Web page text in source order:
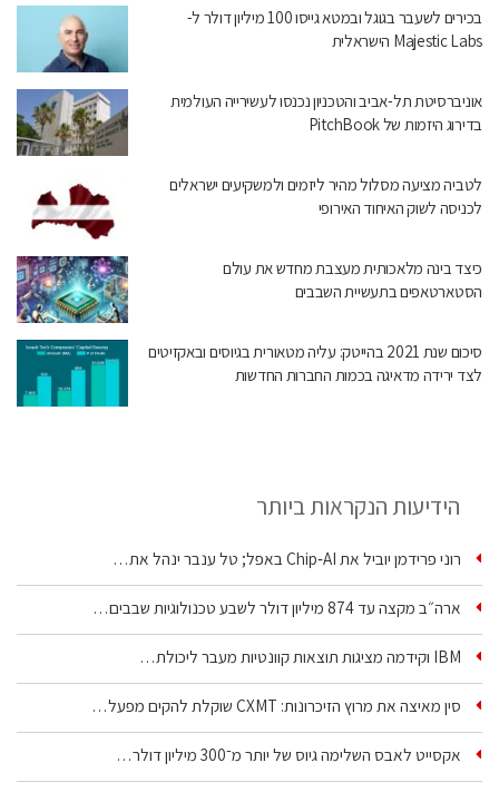
בכירים לשעבר בגוגל ובמטא גייסו 100 מיליון דולר ל-
Majestic Labs הישראלית
אוניברסיטת תל-אביב והטכניון נכנסו לעשירייה העולמית
בדירוג היזמות של PitchBook
לטביה מציעה מסלול מהיר ליזמים ולמשקיעים ישראלים
לכניסה לשוק האיחוד האירופי
כיצד בינה מלאכותית מעצבת מחדש את עולם
הסטארטאפים בתעשיית השבבים
סיכום שנת 2021 בהייטק: עליה מטאורית בגיוסים ובאקזיטים
לצד ירידה מדאיגה בכמות החברות החדשות
הידיעות הנקראות ביותר
רוני פרידמן יוביל את Chip‑AI באפל; טל ענבר ינהל את…
ארה״ב מקצה עד 874 מיליון דולר לשבע טכנולוגיות שבבים…
IBM וקידמה מציגות תוצאות קוונטיות מעבר ליכולת…
סין מאיצה את מרוץ הזיכרונות: CXMT שוקלת להקים מפעל…
אקסייט לאבס השלימה גיוס של יותר מ־300 מיליון דולר…